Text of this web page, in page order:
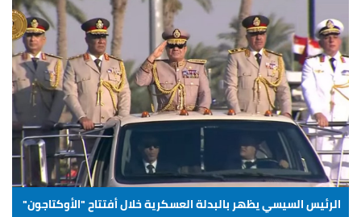
الرئيس السيسي يظهر بالبدلة العسكرية خلال أفتتاح "الأوكتاجون"